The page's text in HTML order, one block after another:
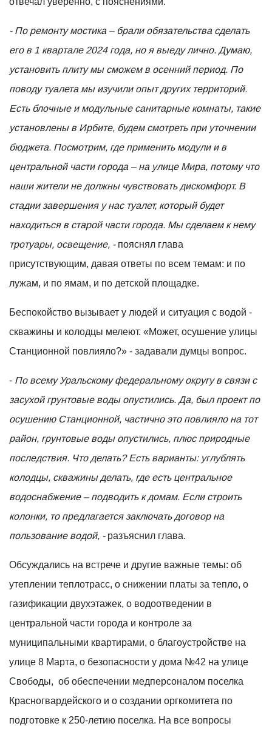
- По ремонту мостика – брали обязательства сделать
его в 1 квартале 2024 года, но я выеду лично. Думаю,
установить плиту мы сможем в осенний период. По
поводу туалета мы изучили опыт других территорий.
Есть блочные и модульные санитарные комнаты, такие
установлены в Ирбите, будем смотреть при уточнении
бюджета. Посмотрим, где применить модули и в
центральной части города – на улице Мира, потому что
наши жители не должны чувствовать дискомфорт. В
стадии завершения у нас туалет, который будет
находиться в старой части города. Мы сделаем к нему
тротуары, освещение, -пояснял глава
присутствующим, давая ответы по всем темам: и по
лужам, и по ямам, и по детской площадке.
Беспокойство вызывает у людей и ситуация с водой -
скважины и колодцы мелеют. «Может, осушение улицы
Станционной повлияло?» - задавали думцы вопрос.
- По всему Уральскому федеральному округу в связи с
засухой грунтовые воды опустились. Да, был проект по
осушению Станционной, частично это повлияло на тот
район, грунтовые воды опустились, плюс природные
последствия. Что делать? Есть варианты: углублять
колодцы, скважины делать, где есть центральное
водоснабжение – подводить к домам. Если строить
колонки, то предлагается заключать договор на
пользование водой, -разъяснил глава.
Обсуждались на встрече и другие важные темы: об
утеплении теплотрасс, о снижении платы за тепло, о
газификации двухэтажек, о водоотведении в
центральной части города и контроле за
муниципальными квартирами, о благоустройстве на
улице 8 Марта, о безопасности у дома №42 на улице
Свободы, об обеспечении медперсоналом поселка
Красногвардейского и о создании оргкомитета по
подготовке к 250-летию поселка. На все вопросы